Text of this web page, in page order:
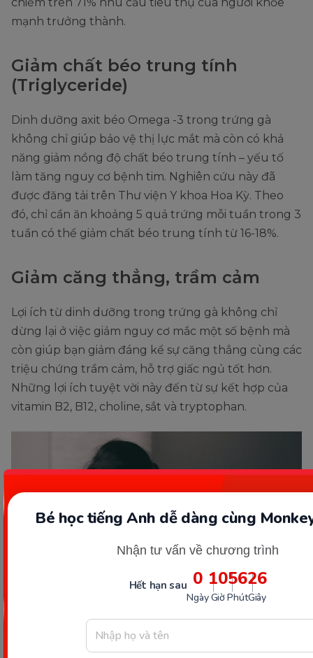
Bé học tiếng Anh dễ dàng cùng
Nhận tư vấn về chương trình
Hết hạn sau 0
Ngày
10
Giờ
56
Phút
25
Giây
mạnh trưởng thành.
Giảm chất béo trung tính
(Triglyceride)
Dinh dưỡng axit béo Omega -3 trong trứng gà
không chỉ giúp bảo vệ thị lực mắt mà còn có khả
năng giảm nồng độ chất béo trung tính – yếu tố
làm tăng nguy cơ bệnh tim. Nghiên cứu này đã
được đăng tải trên Thư viện Y khoa Hoa Kỳ. Theo
đó, chỉ cần ăn khoảng 5 quả trứng mỗi tuần trong 3
tuần có thể giảm chất béo trung tính từ 16-18%.
Giảm căng thẳng, trầm cảm
Lợi ích từ dinh dưỡng trong trứng gà không chỉ
dừng lại ở việc giảm nguy cơ mắc một số bệnh mà
còn giúp bạn giảm đáng kể sự căng thẳng cùng các
triệu chứng trầm cảm, hỗ trợ giấc ngủ tốt hơn.
Những lợi ích tuyệt vời này đến từ sự kết hợp của
vitamin B2, B12, choline, sắt và tryptophan.
căng thẳng, trầm cảm. (Ảnh: Sưu tầm Internet)